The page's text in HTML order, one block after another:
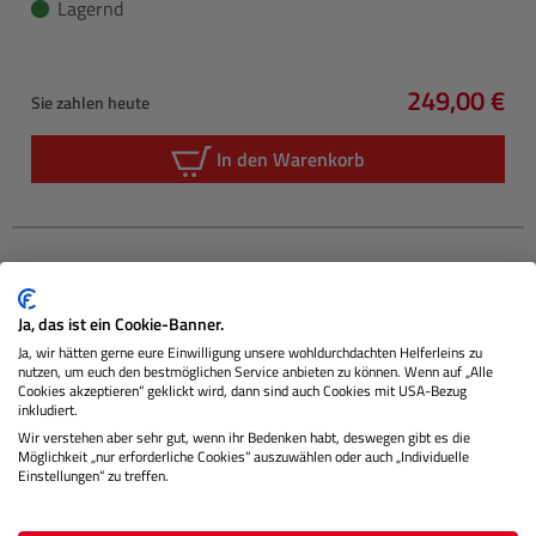
Lagernd
Sie zahlen heute
Regulärer
249,00 €
In den Warenkorb
Ja, das ist ein Cookie-Banner.
Ja, wir hätten gerne eure Einwilligung unsere wohldurchdachten Helferleins zu
nutzen, um euch den bestmöglichen Service anbieten zu können. Wenn auf „Alle
Cookies akzeptieren“ geklickt wird, dann sind auch Cookies mit USA-Bezug
inkludiert.
Wir verstehen aber sehr gut, wenn ihr Bedenken habt, deswegen gibt es die
Möglichkeit „nur erforderliche Cookies“ auszuwählen oder auch „Individuelle
Einstellungen“ zu treffen.